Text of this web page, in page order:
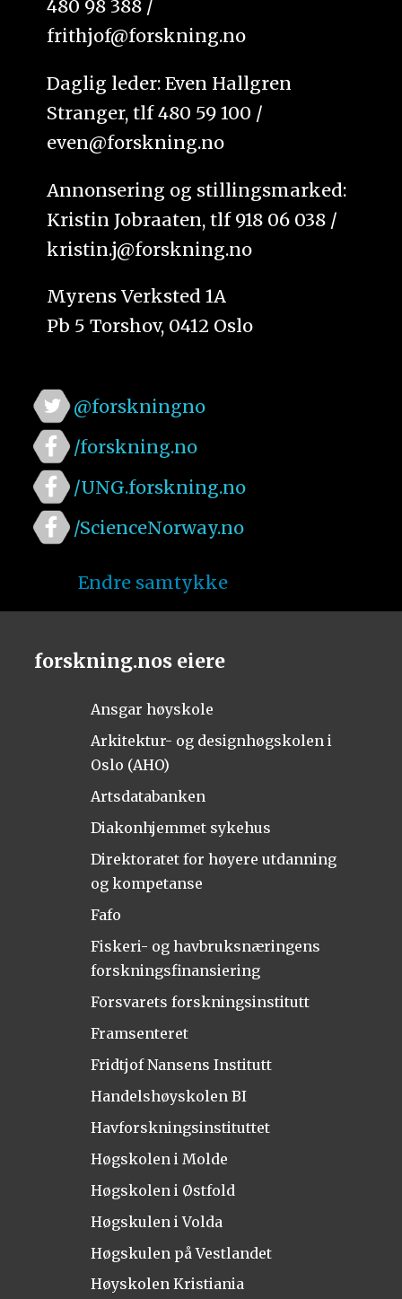
480 98 388 /
frithjof@forskning.no
Daglig leder: Even Hallgren
Stranger, tlf 480 59 100 /
even@forskning.no
Annonsering og stillingsmarked:
Kristin Jobraaten, tlf 918 06 038 /
kristin.j@forskning.no
Myrens Verksted 1A
Pb 5 Torshov, 0412 Oslo
@forskningno
/forskning.no
/UNG.forskning.no
/ScienceNorway.no
Endre samtykke
forskning.nos eiere
Ansgar høyskole
Arkitektur- og designhøgskolen i
Oslo (AHO)
Artsdatabanken
Diakonhjemmet sykehus
Direktoratet for høyere utdanning
og kompetanse
Fafo
Fiskeri- og havbruksnæringens
forskningsfinansiering
Forsvarets forskningsinstitutt
Framsenteret
Fridtjof Nansens Institutt
Handelshøyskolen BI
Havforskningsinstituttet
Høgskolen i Molde
Høgskolen i Østfold
Høgskulen i Volda
Høgskulen på Vestlandet
Høyskolen Kristiania